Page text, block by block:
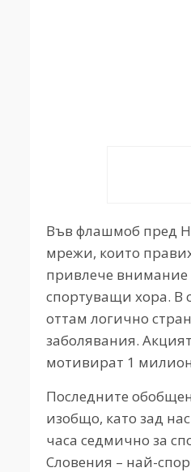
Във флашмоб пред
мрежи, които
привлече внимание
спортуващи хора. В
оттам логично
заболявания.
мотивират 1
Последните
изобщо, като зад
часа седмично за
Словения – най-